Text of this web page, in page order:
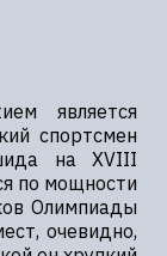
является
спортсмен
на XVIII
по мощности
Олимпиады
очевидно,